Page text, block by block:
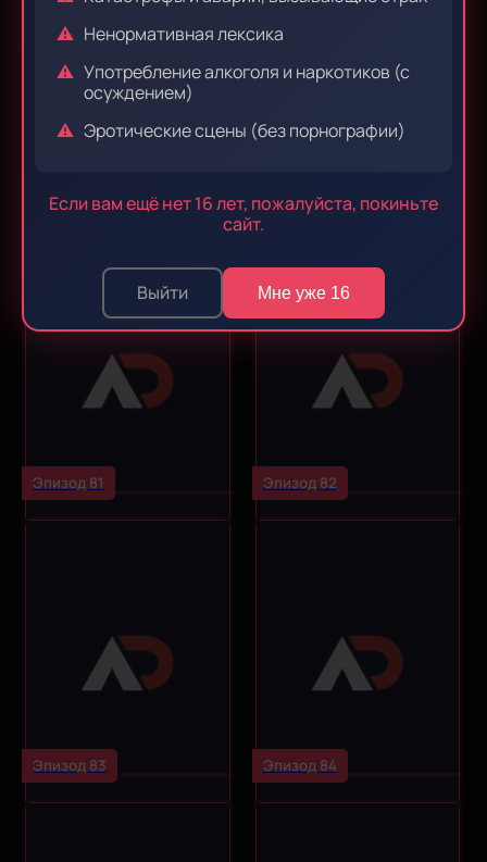
Ненормативная лексика
Употребление алкоголя и наркотиков (с
осуждением)
Эротические сцены (без порнографии)
Если вам ещё нет 16 лет, пожалуйста, покиньте
сайт.
Выйти Мне уже 16
Эпизод 79 Эпизод 80
Эпизод 81 Эпизод 82
Эпизод 83 Эпизод 84